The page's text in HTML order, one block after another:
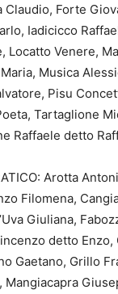
Claudio, Forte
Iadicicco
Locatto Venere,
Musica
Pisu
Tartaglione
Raffaele detto
Arotta
Filomena,
Giuliana,
detto Enzo,
Gaetano, Grillo
Mangiacapra